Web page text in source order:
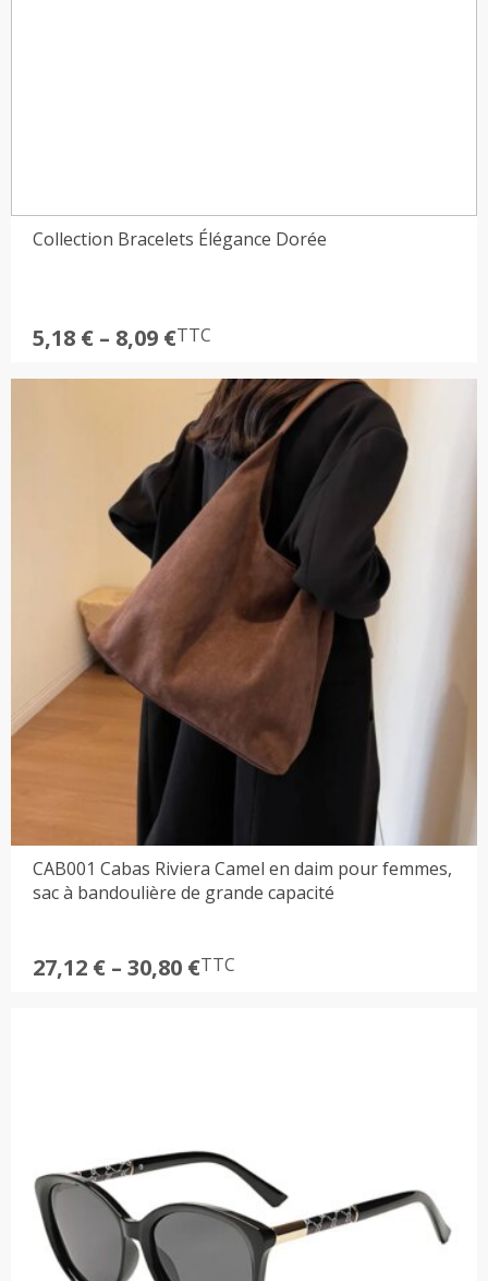
Collection Bracelets Élégance Dorée
5,18 € – 8,09 €
Plage
TTC
CAB001 Cabas Riviera Camel en daim pour femmes,
sac à bandoulière de grande capacité
27,12 € – 30,80 €
Plage
TTC